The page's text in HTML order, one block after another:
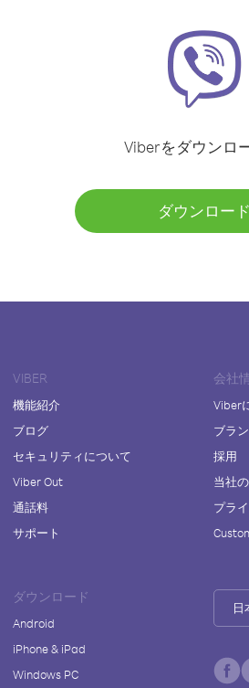
Viberをダウンロ
ダウンロード
VIBER
機能紹介
ブログ
セキュリティについて
Viber Out
通話料
サポート
会社
Viber
ブラ
採用
当社
プラ
ダウンロード
Android
iPhone & iPad
Windows PC
日